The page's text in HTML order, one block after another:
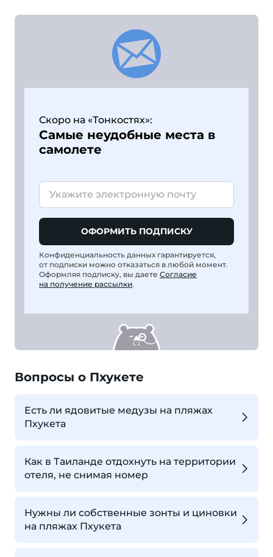
Скоро на «Тонкостях»:
Самые неудобные места в
самолете
ОФОРМИТЬ ПОДПИСКУ
Конфиденциальность данных гарантируется,
от подписки можно отказаться в любой момент.
Оформляя подписку, вы даете Согласие
на получение рассылки.
Вопросы о Пхукете
Есть ли ядовитые медузы на пляжах
Пхукета
Как в Таиланде отдохнуть на территории
отеля, не снимая номер
Нужны ли собственные зонты и циновки
на пляжах Пхукета